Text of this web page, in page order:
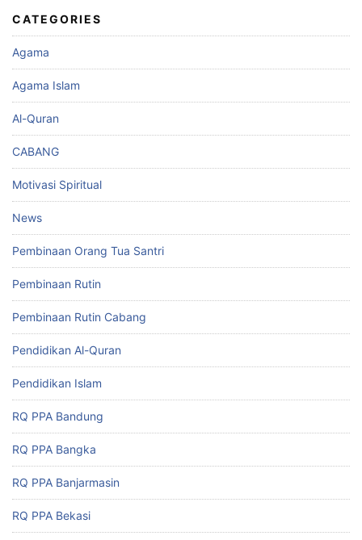
CATEGORIES
Agama
Agama Islam
Al-Quran
CABANG
Motivasi Spiritual
News
Pembinaan Orang Tua Santri
Pembinaan Rutin
Pembinaan Rutin Cabang
Pendidikan Al-Quran
Pendidikan Islam
RQ PPA Bandung
RQ PPA Bangka
RQ PPA Banjarmasin
RQ PPA Bekasi